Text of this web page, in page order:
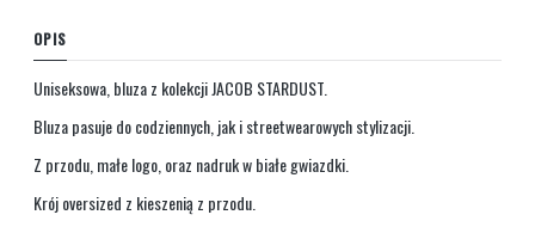
OPIS
Uniseksowa, bluza z kolekcji JACOB STARDUST.
Bluza pasuje do codziennych, jak i streetwearowych stylizacji.
Z przodu, małe logo, oraz nadruk w białe gwiazdki.
Krój oversized z kieszenią z przodu.